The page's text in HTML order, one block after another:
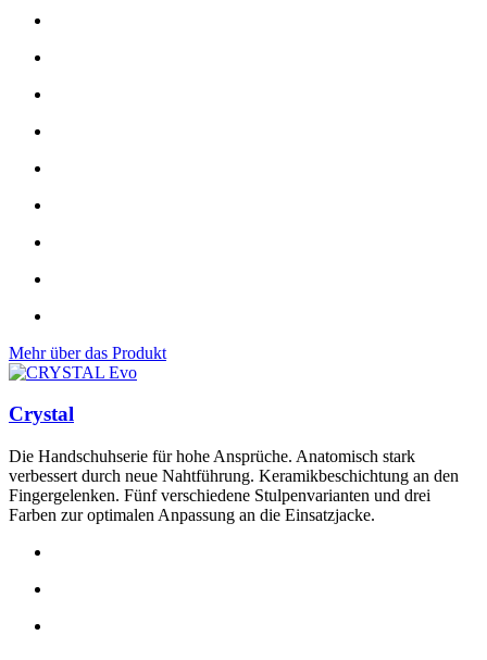
Mehr über das Produkt
Crystal
Die Handschuhserie für hohe Ansprüche. Anatomisch stark
verbessert durch neue Nahtführung. Keramikbeschichtung an den
Fingergelenken. Fünf verschiedene Stulpenvarianten und drei
Farben zur optimalen Anpassung an die Einsatzjacke.